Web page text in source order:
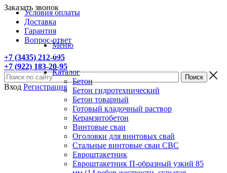
Условия оплаты
Доставка
Гарантия
Вопрос-ответ
+7 (3435) 212-095
+7 (922) 183-20-95
Заказать звонок
Вход Регистрация
Меню
Каталог
Бетон
Бетон гидротехнический
Бетон товарный
Готовый кладочный раствор
Керамзитобетон
Винтовые сваи
Оголовки для винтовых свай
Стальные винтовые сваи СВС
Евроштакетник
Евроштакетник П-образный узкий 85